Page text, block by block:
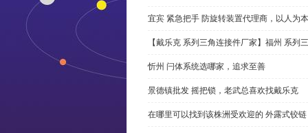
宜宾 紧急把手 防旋转装置代理商，以人为本
【戴乐克 系列三角连接件厂家】福州 系列
忻州 闩体系统选哪家，追求至善
景德镇批发 摇把锁，老武总喜欢找戴乐克
在哪里可以找到该株洲受欢迎的 外露式铰